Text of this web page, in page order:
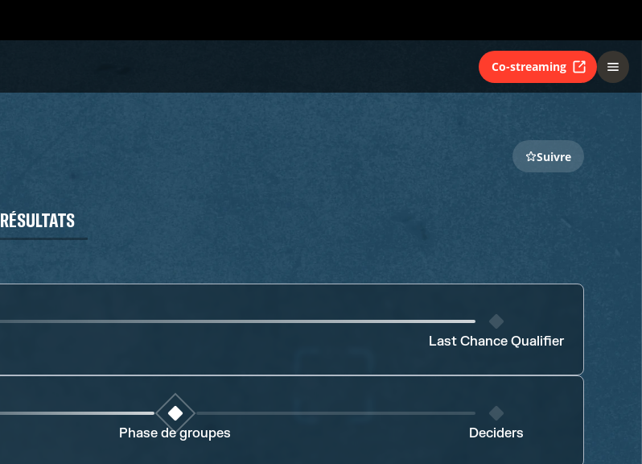
Co-streaming
Suivre
RÉSULTATS
Last Chance Qualifier
Phase de groupes Deciders